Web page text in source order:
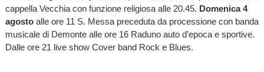
cappella Vecchia con funzione religiosa alle 20.45. Domenica 4
agostoalle ore 11 S. Messa preceduta da processione con banda
musicale di Demonte alle ore 16 Raduno auto d’epoca e sportive.
Dalle ore 21 live show Cover band Rock e Blues.